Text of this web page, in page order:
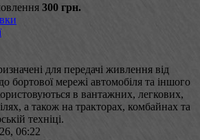
300 грн.
для передачі живлення від
бортової мережі автомобіля та іншого
в вантажних, легкових,
а також на тракторах, комбайнах та
техніці.
06:22